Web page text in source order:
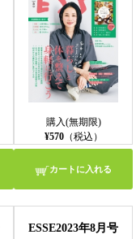
購入(無期限)
¥570（税込）
カートに入れる
ESSE2023年8月号